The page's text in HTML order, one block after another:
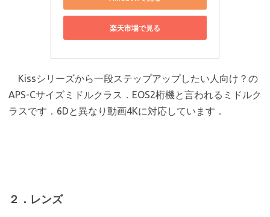
楽天市場で見る
Kissシリーズから一段ステップアップしたい人向け？の
APS-Cサイズミドルクラス．EOS2桁機と言われるミドルク
ラスです．6Dと異なり動画4Kに対応しています．
２．レンズ